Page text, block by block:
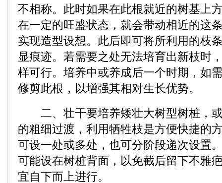
不相称。此时如果在此根就近的树基上
在一定的旺盛状态，就会带动相近的这
实现造型设想。此后即可将所利用的枝
显痕迹。若需要之处无法培育出新枝时
样可行。培养中或养成后一个时期，如
修剪此根，以增强其相对生长优势。
二、壮干要培养矮壮大树型树桩，或
的粗细过渡，利用牺牲枝是方便快捷的
可设一处或多处，也可分阶段递次设置
可能设在树桩背面，以免截后留下不雅
宜自下而上进行。